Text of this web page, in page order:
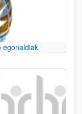
egonaldiak